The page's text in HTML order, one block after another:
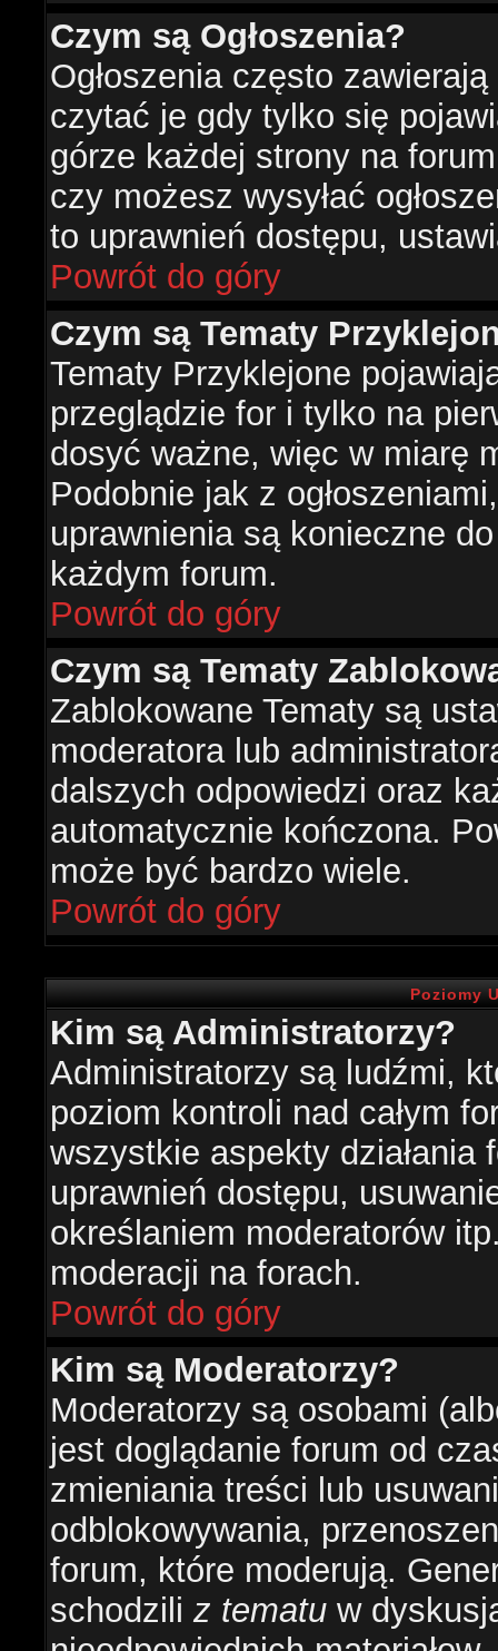
Czym są Ogłoszenia?
Ogłoszenia często
czytać je gdy tylko się
górze każdej strony na
czy możesz wysyłać
to uprawnień dostępu,
Powrót do góry
Czym są Tematy
Tematy Przyklejone
przeglądzie for i tylko na
dosyć ważne, więc w miarę
Podobnie jak z
uprawnienia są konieczne
każdym forum.
Powrót do góry
Czym są Tematy
Zablokowane Tematy są
moderatora lub
dalszych odpowiedzi oraz
automatycznie kończona.
może być bardzo wiele.
Powrót do góry
Poziomy
Kim są Administratorzy?
Administratorzy są ludźmi,
poziom kontroli nad całym
wszystkie aspekty działania
uprawnień dostępu,
określaniem moderatorów
moderacji na forach.
Powrót do góry
Kim są Moderatorzy?
Moderatorzy są osobami
jest doglądanie forum od
zmieniania treści lub
odblokowywania,
forum, które moderują.
schodzili z tematu w